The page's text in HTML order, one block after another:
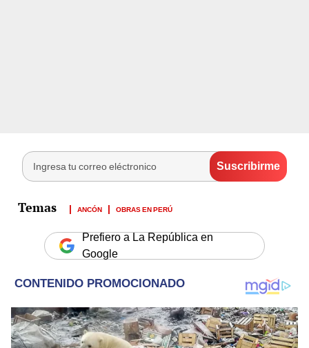
ANCÓN OBRAS EN PERÚ
Prefiero a La República en
Google